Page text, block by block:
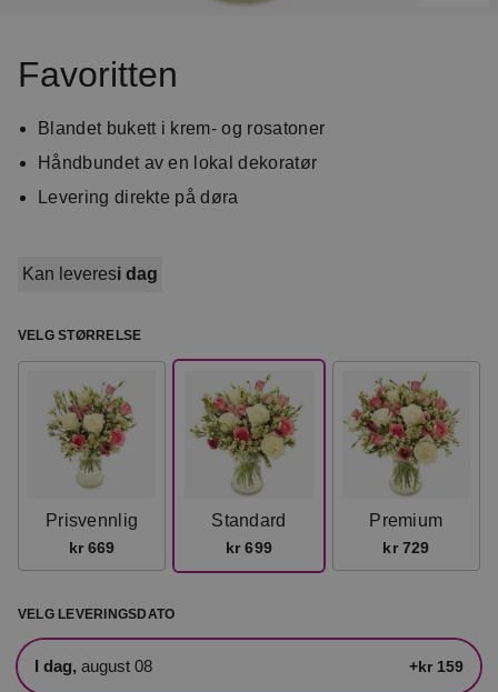
Favoritten
Blandet bukett i krem- og rosatoner
Håndbundet av en lokal dekoratør
Levering direkte på døra
Kan leveresi dag
VELG STØRRELSE
Prisvennlig
kr 669
Standard
kr 699
Premium
kr 729
VELG LEVERINGSDATO
i dag, august 08 +kr 159